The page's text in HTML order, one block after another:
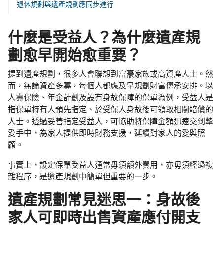
退休規劃與遺產規劃應同步進行
什麼是受益人？為什麼遺產規
劃愈早開始愈重要？
提到遺產規劃，很多人會聯想到富豪家族或高資產人士。然
而，無論資產多寡，每個人都應及早規劃財富傳承安排。以
人壽保險、年金計劃及設有身故保障的保單為例，受益人是
指保單持有人預先指定、於受保人身故後可領取相關賠償的
人士。透過妥善指定受益人，可協助將保障金額迅速交到摯
愛手中，為家人提供即時財務支援，延續對家人的愛與照
顧。
事實上，設定保單受益人通常毋須額外費用，亦毋須經過複
雜程序，是遺產規劃中簡單但重要的一步。
遺產規劃常見迷思一：身故後
家人可即時出售資產應付開支